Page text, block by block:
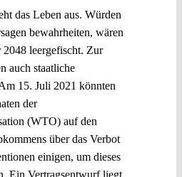
das Leben aus. Würden
bewahrheiten, wären
2048 leergefischt. Zur
auch staatliche
15. Juli 2021 könnten
der
(WTO) auf den
über das Verbot
einigen, um dieses
Ein Vertragsentwurf liegt